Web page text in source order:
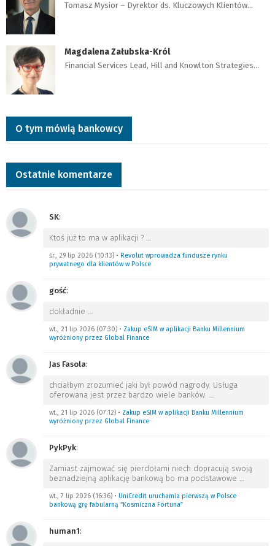
Tomasz Mysior – Dyrektor ds. Kluczowych Klientów…
Magdalena Załubska-Król
Financial Services Lead, Hill and Knowlton Strategies…
O tym mówią bankowcy
Ostatnie komentarze
SK:
Ktoś już to ma w aplikacji ? …
śr., 29 lip 2026 (10:13) • Revolut wprowadza fundusze rynku
prywatnego dla klientów w Polsce
gość:
dokładnie …
wt., 21 lip 2026 (07:30) • Zakup eSIM w aplikacji Banku Millennium
wyróżniony przez Global Finance
Jas Fasola:
chciałbym zrozumieć jaki był powód nagrody. Usługa
oferowana jest przez bardzo wiele banków. …
wt., 21 lip 2026 (07:12) • Zakup eSIM w aplikacji Banku Millennium
wyróżniony przez Global Finance
PykPyk:
Zamiast zajmować się pierdołami niech dopracują swoją
beznadziejną aplikację bankową bo ma podstawowe …
wt., 7 lip 2026 (16:36) • UniCredit uruchamia pierwszą w Polsce
bankową grę fabularną “Kosmiczna Fortuna”
human1: